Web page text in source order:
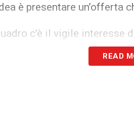
è presentare un’offerta
c’è il vigile interesse
a inserirsi, ma deve prima
differenza degli spagnoli,
READ